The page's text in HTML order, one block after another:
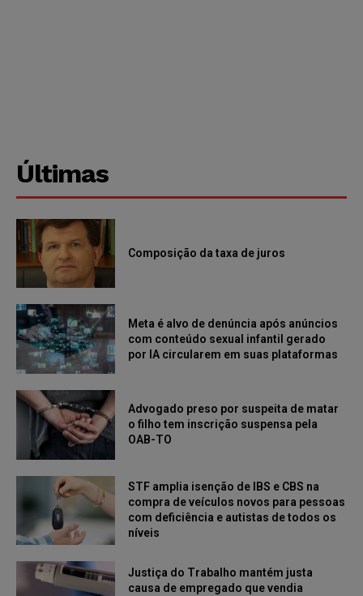
Últimas
Composição da taxa de juros
Meta é alvo de denúncia após anúncios
com conteúdo sexual infantil gerado
por IA circularem em suas plataformas
Advogado preso por suspeita de matar
o filho tem inscrição suspensa pela
OAB-TO
STF amplia isenção de IBS e CBS na
compra de veículos novos para pessoas
com deficiência e autistas de todos os
níveis
Justiça do Trabalho mantém justa
causa de empregado que vendia